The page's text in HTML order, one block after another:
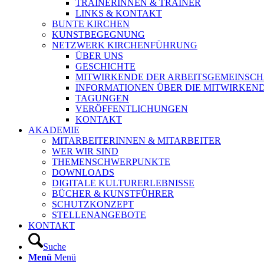
TRAINERINNEN & TRAINER
LINKS & KONTAKT
BUNTE KIRCHEN
KUNSTBEGEGNUNG
NETZWERK KIRCHENFÜHRUNG
ÜBER UNS
GESCHICHTE
MITWIRKENDE DER
INFORMATIONEN ÜBER DIE
TAGUNGEN
VERÖFFENTLICHUNGEN
KONTAKT
AKADEMIE
MITARBEITERINNEN & MITARBEITER
WER WIR SIND
THEMENSCHWERPUNKTE
DOWNLOADS
DIGITALE KULTURERLEBNISSE
BÜCHER & KUNSTFÜHRER
SCHUTZKONZEPT
STELLENANGEBOTE
KONTAKT
Suche
Menü Menü